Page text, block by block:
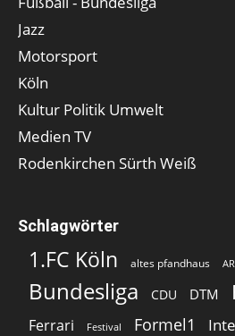
Jazz
Motorsport
Köln
Kultur Politik Umwelt
Medien TV
Rodenkirchen Sürth Weiß
Schlagwörter
1.FC Köln altes pfandhaus
Bundesliga CDU DTM
Ferrari Festival Formel1